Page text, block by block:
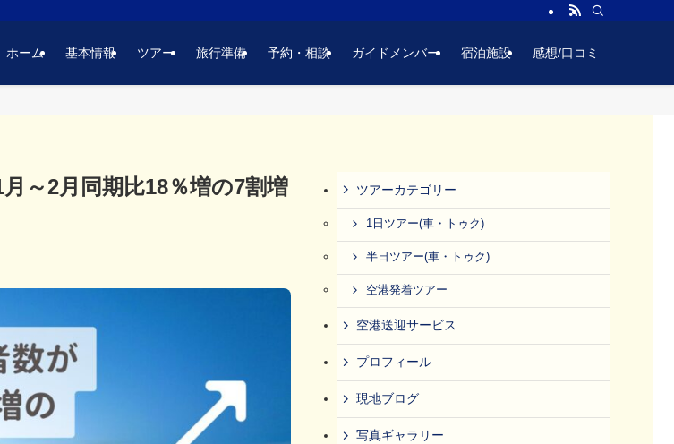
ホーム 基本情報 ツアー 旅行準備 予約・相談 ガイドメンバー 宿泊施設 感想/口コミ
～2月同期比18％増の7割増
ツアーカテゴリー
1日ツアー(車・トゥク)
半日ツアー(車・トゥク)
空港発着ツアー
空港送迎サービス
プロフィール
現地ブログ
写真ギャラリー